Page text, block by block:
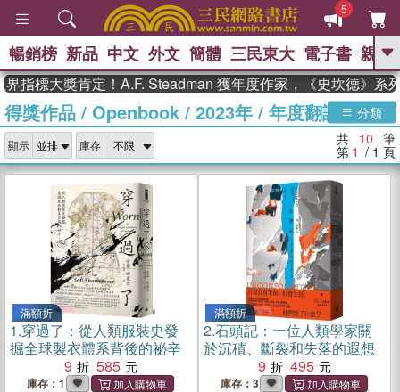
5
GO
熱搜： 東野圭吾 、 高希均教授回憶錄
、 The Odyssey 、 父親節 、 如果歷
國際布克
獎 臺灣漫遊錄 、 方念華 、 台灣的李
數學女孩：黎曼猜想
偉大的迷走神經
暢銷榜 新品 中文 外文 簡體 三民東大 電子書 親子
指標大獎肯定！A.F. Steadman 獲年度作家，《史坎德》系列
得獎作品 / Openbook / 2023年 / 年度翻譯書分類
顯示 庫存 共 10 筆
第 1 / 1 頁
滿額折
1.穿過了：從人類服裝史發
掘全球製衣體系背後的祕辛
9
585
庫存：1
滿額折
2.石頭記：一位人類學家關
於沉積、斷裂和失落的遐想
9
495
庫存：3